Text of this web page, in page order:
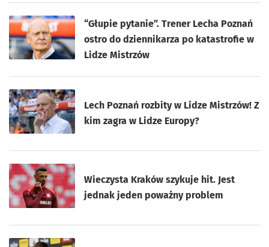
“Głupie pytanie”. Trener Lecha Poznań
ostro do dziennikarza po katastrofie w
Lidze Mistrzów
Lech Poznań rozbity w Lidze Mistrzów! Z
kim zagra w Lidze Europy?
Wieczysta Kraków szykuje hit. Jest
jednak jeden poważny problem